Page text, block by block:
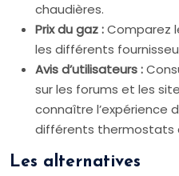
chaudières.
Prix du gaz :Comparez
les différents
Avis d’utilisateurs :
sur les forums et les
connaître l’expérience
différents thermostats
Les alternatives